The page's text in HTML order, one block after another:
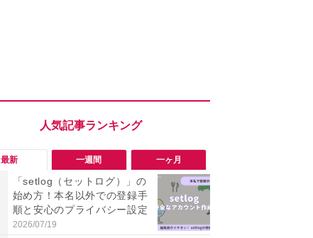
最新 一週間 一ヶ月
「setlog（セットログ）」の
始め方！本名以外での登録手
順と安心のプライバシー設定
2026/07/19